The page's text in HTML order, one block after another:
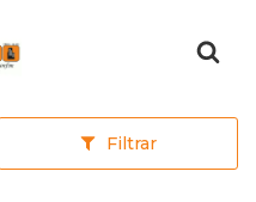
inicial
Filtrar